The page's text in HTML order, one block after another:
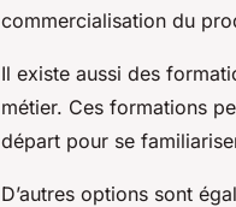
commercialisation du
Il existe aussi des
métier. Ces formations
départ pour se
D’autres options sont